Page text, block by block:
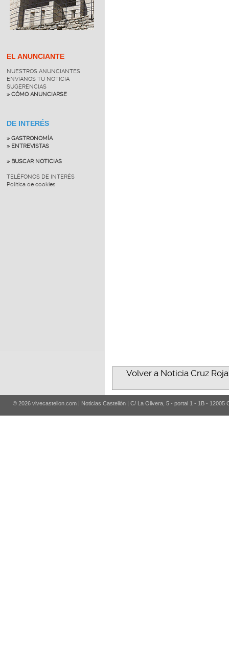
EL ANUNCIANTE
NUESTROS ANUNCIANTES
ENVÍANOS TU NOTICIA
SUGERENCIAS
» CÓMO ANUNCIARSE
DE INTERÉS
» GASTRONOMÍA
» ENTREVISTAS
» BUSCAR NOTICIAS
TELÉFONOS DE INTERÉS
Política de cookies
Volver a Noticia Cruz
© 2026 vivecastellon.com | Noticias Castellón | C/ La Olivera, 5 - portal 1 - 1B - 12005